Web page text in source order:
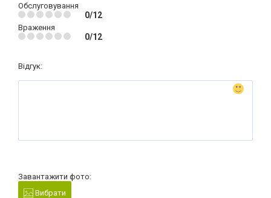
Обслуговування
0/12
Враження
0/12
Відгук:
Завантажити фото:
Вибрати